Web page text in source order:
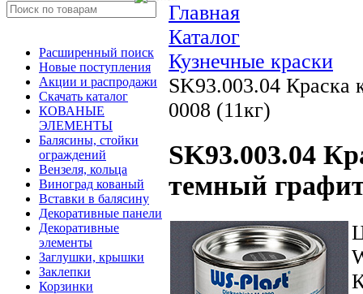
Расширенный поиск
Новые поступления
Акции и распродажи
Скачать каталог
КОВАНЫЕ
ЭЛЕМЕНТЫ
Балясины, стойки
ограждений
Вензеля, кольца
Виноград кованый
Вставки в балясину
Декоративные панели
Декоративные
элементы
Заглушки, крышки
Заклепки
Корзинки
Главная
Каталог
Кузнечные краски
SK93.003.04 Краска
0008 (11кг)
SK93.003.04
темный